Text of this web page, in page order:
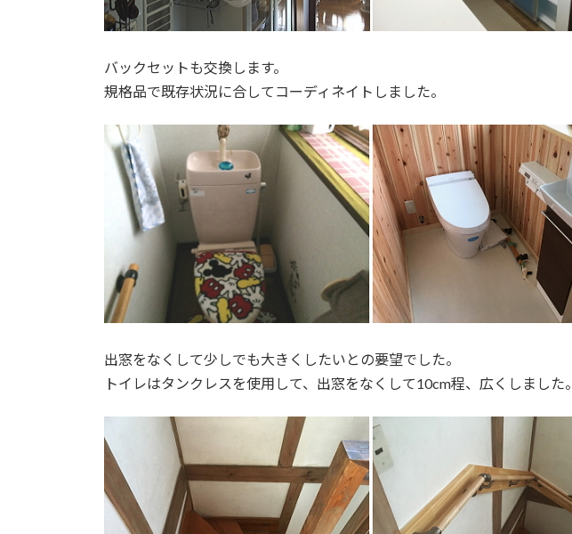
バックセットも交換します。
規格品で既存状況に合してコーディネイトしました。
出窓をなくして少しでも大きくしたいとの要望でした。
トイレはタンクレスを使用して、出窓をなくして10cm程、広くしました。